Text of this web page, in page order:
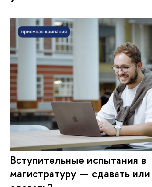
Вступительные испытания в
магистратуру — сдавать